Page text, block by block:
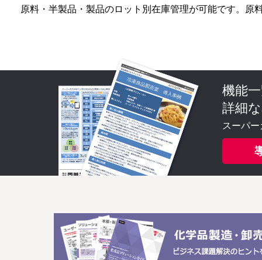
原料・半製品・製品のロット別在庫管理が可能です。
機能
詳細
スーパ